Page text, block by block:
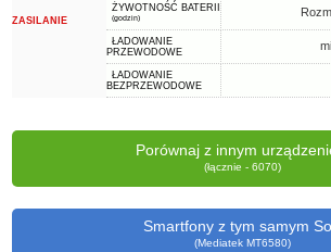
ZASILANIE
ŻYWOTNOŚĆ BATERII
(godzin)
ŁADOWANIE
PRZEWODOWE
ŁADOWANIE
BEZPRZEWODOWE
Porównaj z innym
(łącznie - 6070)
Smartfony z tym samym
(Mediatek MT6580)